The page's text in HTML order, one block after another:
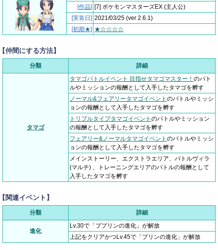
[作品] [7] ポケモンマスターズEX (主人公)
[実装日] 2021/03/25 (ver 2.6.1)
[初期★] ★☆☆☆☆
仲間にする方法】
分類 詳細
タマゴ
タマゴバトルイベント 目指せタマゴマスター！ のバト
ルやミッションの報酬として入手したタマゴを孵す
ノーマル&フェアリータマゴイベント のバトルやミッシ
ョンの報酬として入手したタマゴを孵す
トリプルタイプタマゴイベント のバトルやミッション
の報酬として入手したタマゴを孵す
フェアリー&ノーマルタマゴイベント のバトルやミッシ
ョンの報酬として入手したタマゴを孵す
メインストーリー、エクストラエリア、バトルヴィラ
(マルチ) 、トレーニングエリアのバトルの報酬として
入手したタマゴを孵す
関連イベント】
分類 詳細
進化
Lv.30で「ププリンの進化」が解放
上記をクリアかつLv.45で「プリンの進化」が解放